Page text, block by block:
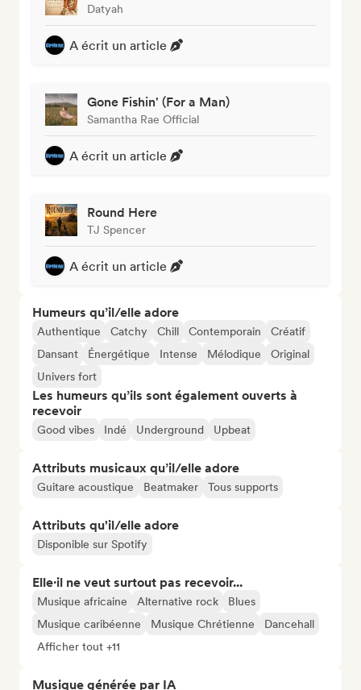
Datyah
A écrit un article
Gone Fishin' (For a Man)
Samantha Rae Official
A écrit un article
Round Here
TJ Spencer
A écrit un article
Humeurs qu’il/elle adore
Authentique Catchy Chill Contemporain
Créatif
Dansant
Énergétique Intense Mélodique
Original
Univers fort
Les humeurs qu’ils sont également ouverts à
recevoir
Good vibes Indé Underground Upbeat
Attributs musicaux qu’il/elle adore
Guitare acoustique Beatmaker Tous supports
Attributs qu'il/elle adore
Disponible sur Spotify
Elle·il ne veut surtout pas recevoir...
Musique africaine Alternative rock
Blues
Musique caribéenne
Musique Chrétienne
Dancehall
Afficher tout +11
Musique générée par IA